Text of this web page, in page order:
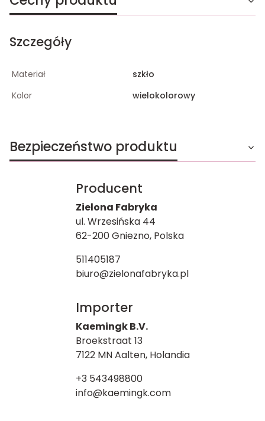
Szczegóły
Materiał
szkło
Kolor
wielokolorowy
Bezpieczeństwo produktu
Producent
Zielona Fabryka
ul. Wrzesińska 44
62-200 Gniezno, Polska
511405187
biuro@zielonafabryka.pl
Importer
Kaemingk B.V.
Broekstraat 13
7122 MN Aalten, Holandia
+3 543498800
info@kaemingk.com